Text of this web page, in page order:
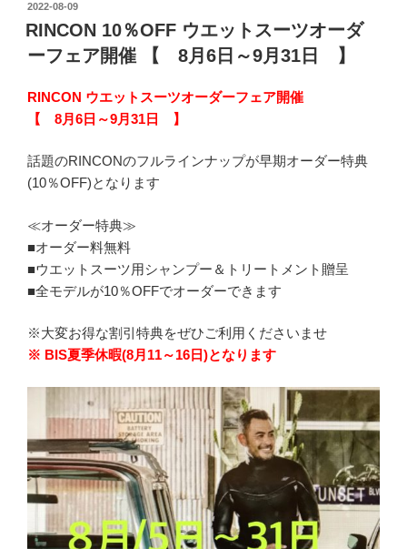
投
稿
日:
2022-08-09
RINCON 10％OFF ウエットスーツオーダ
ーフェア開催 【 8月6日～9月31日 】
RINCON ウエットスーツオーダーフェア開催
【 8月6日～9月31日 】
話題のRINCONのフルラインナップが早期オーダー特典
(10％OFF)となります
≪オーダー特典≫
■オーダー料無料
■ウエットスーツ用シャンプー＆トリートメント贈呈
■全モデルが10％OFFでオーダーできます
※大変お得な割引特典をぜひご利用くださいませ
※ BIS夏季休暇(8月11～16日)となります